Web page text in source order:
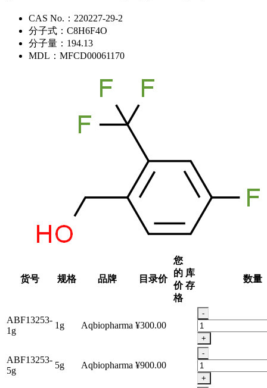
CAS No.： 220227-29-2
分子式： C8H6F4O
分子量： 194.13
MDL： MFCD00061170
货号 规格 品牌 目录价
您
的
价
格
库
存
数量
ABF13253-
1g
1g Aqbiopharma ¥300.00
-
+
ABF13253-
5g
5g Aqbiopharma ¥900.00
-
+